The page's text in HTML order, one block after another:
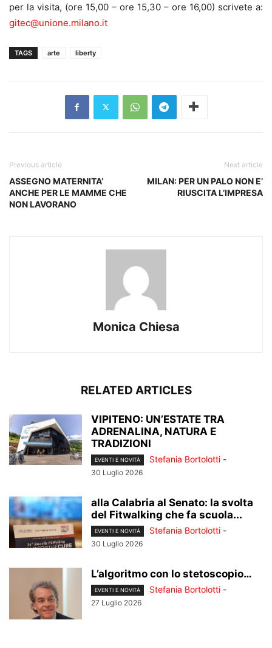
per la visita, (ore 15,00 – ore 15,30 – ore 16,00) scrivete a:
gitec@unione.milano.it
TAGS arte liberty
Previous article
ASSEGNO MATERNITA’
ANCHE PER LE MAMME CHE
NON LAVORANO
Next article
MILAN: PER UN PALO NON E’
RIUSCITA L’IMPRESA
Monica Chiesa
RELATED ARTICLES
VIPITENO: UN’ESTATE TRA
ADRENALINA, NATURA E
TRADIZIONI
EVENTI E NOVITÀ Stefania Bortolotti -
30 Luglio 2026
alla Calabria al Senato: la svolta
del Fitwalking che fa scuola...
EVENTI E NOVITÀ Stefania Bortolotti -
30 Luglio 2026
L’algoritmo con lo stetoscopio…
EVENTI E NOVITÀ Stefania Bortolotti -
27 Luglio 2026